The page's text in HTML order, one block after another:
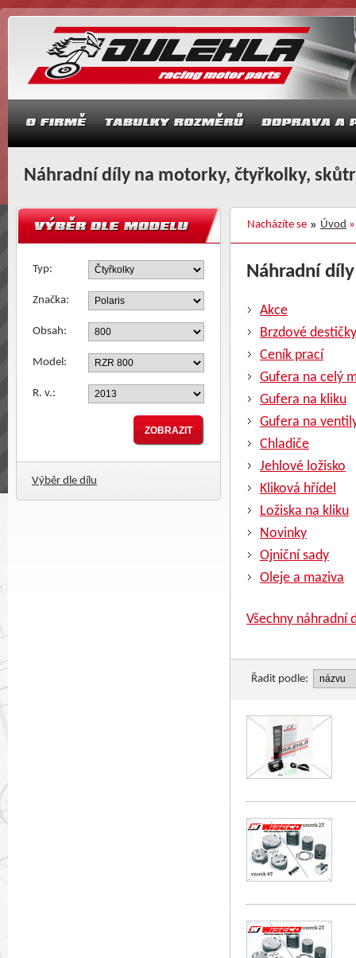
Náhradní díly na motorky, čtyřkolky,
Nacházíte se Úvod
Typ:
Značka:
Obsah:
Model:
R. v.:
Výběr dle dílu
Náhradní
Akce
Brzdové destičky
Ceník prací
Gufera na celý
Gufera na kliku
Gufera na
Chladiče
Jehlové ložisko
Kliková hřídel
Ložiska na kliku
Novinky
Ojniční sady
Oleje a maziva
Všechny náhradní
Řadit podle: